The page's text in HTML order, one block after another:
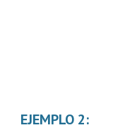
EJEMPLO 2: